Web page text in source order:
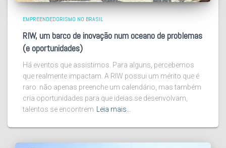
EMPREENDEDORISMO NO BRASIL
RIW, um barco de inovação num oceano de problemas
(e oportunidades)
Há eventos que assistimos. Para alguns, percebemos
que realmente impactam. A RIW possui um mérito que é
raro: não apenas preenche um calendário, mas também
cria oportunidades para que ideias se desenvolvam,
talentos se encontrem
Leia mais…